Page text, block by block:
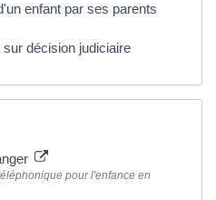
enfant par ses parents
décision judiciaire
pour l'enfance en